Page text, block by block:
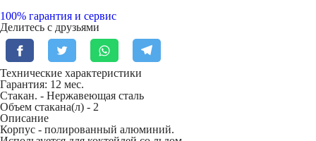
100% гарантия и сервис
Делитесь с друзьями
Технические характеристики
Гарантия: 12 мес.
Стакан. - Нержавеющая сталь
Объем стакана(л) - 2
Описание
Корпус - полированный алюминий.